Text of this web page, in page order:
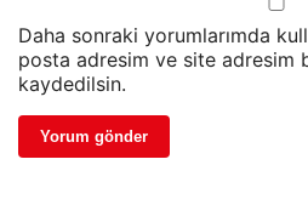
Daha sonraki yorumlarımda
posta adresim ve site adresim
kaydedilsin.